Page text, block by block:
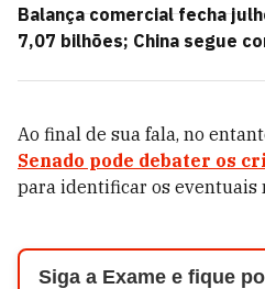
Balança comercial fecha
7,07 bilhões; China segue
Ao final de sua fala, no
Senado pode debater os
para identificar os eventuais
Siga a Exame e fique